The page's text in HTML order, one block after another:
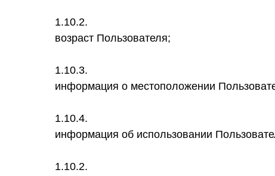
1.10.2.
возраст Пользователя;
1.10.3.
информация о местоположении
1.10.4.
информация об использовании
1.10.2.